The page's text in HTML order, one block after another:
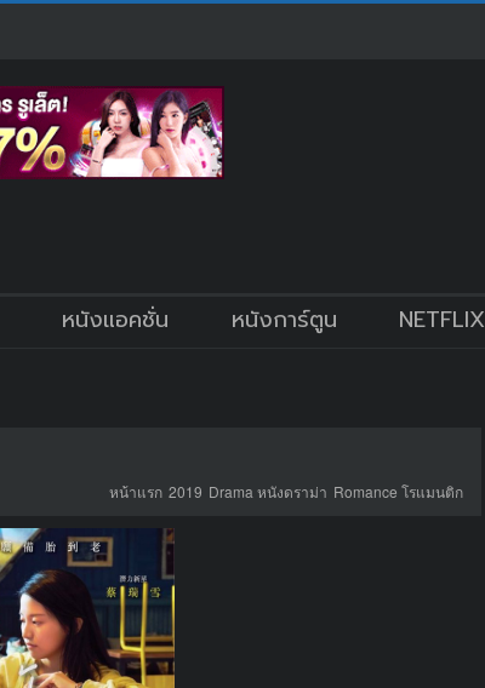
หนังแอคชั่น หนังการ์ตูน NETFLIX
หน้าแรก 2019 Drama หนังดราม่า Romance โรแมนติก